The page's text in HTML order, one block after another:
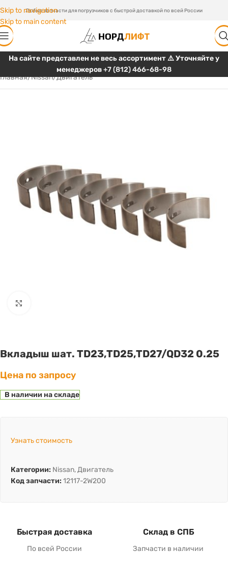
Skip to navigation
Skip to main content
Любые запчасти для погрузчиков с быстрой доставкой по всей России
На сайте представлен не весь ассортимент ⚠️ Уточняйте у
менеджеров+7 (812) 466-68-98
Главная/Nissan/Двигатель
Вкладыш шат. TD23,TD25,TD27/QD32 0.25
Цена по запросу
В наличии на складе
Узнать стоимость
Категории: Nissan,Двигатель
Код запчасти: 12117-2W200
Быстрая доставка
По всей России
Склад в СПБ
Запчасти в наличии